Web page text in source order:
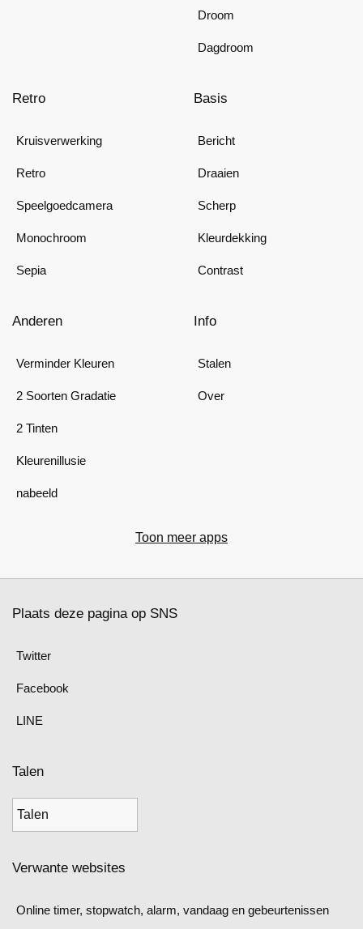
Droom
Dagdroom
Retro
Kruisverwerking
Retro
Speelgoedcamera
Monochroom
Sepia
Basis
Bericht
Draaien
Scherp
Kleurdekking
Contrast
Anderen
Verminder Kleuren
2 Soorten Gradatie
2 Tinten
Kleurenillusie
nabeeld
Info
Stalen
Over
Toon meer apps
Plaats deze pagina op SNS
Twitter
Facebook
LINE
Talen
Verwante websites
Online timer, stopwatch, alarm, vandaag en gebeurtenissen